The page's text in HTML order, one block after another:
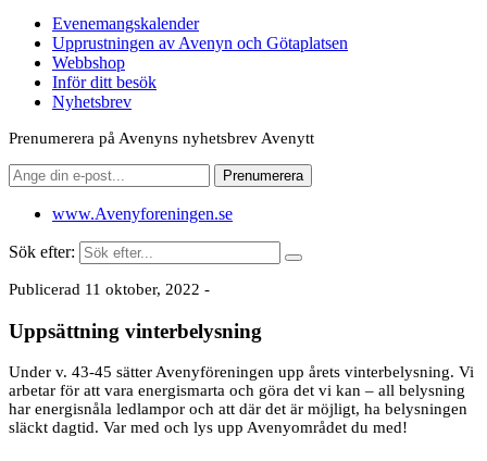
Evenemangskalender
Upprustningen av Avenyn och Götaplatsen
Webbshop
Inför ditt besök
Nyhetsbrev
Prenumerera på Avenyns nyhetsbrev Avenytt
www.Avenyforeningen.se
Sök efter:
Publicerad 11 oktober, 2022 -
Uppsättning vinterbelysning
Under v. 43-45 sätter Avenyföreningen upp årets vinterbelysning. Vi
arbetar för att vara energismarta och göra det vi kan – all belysning
har energisnåla ledlampor och att där det är möjligt, ha belysningen
släckt dagtid. Var med och lys upp Avenyområdet du med!